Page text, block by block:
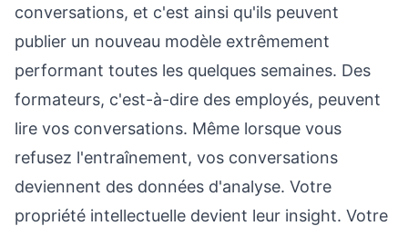
conversations, et c'est ainsi qu'ils peuvent
publier un nouveau modèle extrêmement
performant toutes les quelques semaines. Des
formateurs, c'est-à-dire des employés, peuvent
lire vos conversations. Même lorsque vous
refusez l'entraînement, vos conversations
deviennent des données d'analyse. Votre
propriété intellectuelle devient leur insight. Votre